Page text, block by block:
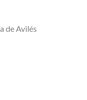
de Avilés